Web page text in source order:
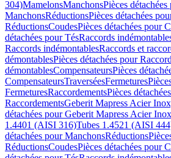
304)MamelonsManchonsPièces détachées
ManchonsRéductionsPièces détachées
RéductionsCoudesPièces détachées pour
détachées pour TésRaccords
Raccords indémontablesRaccords et
démontablesPièces détachées pour
démontablesCompensateursPièces
CompensateursTraverséesFermetures
FermeturesRaccordementsPièces
RaccordementsGeberit Mapress Acier
détachées pour Geberit Mapress Acier
1.4401 (AISI 316)Tubes 1.4521 (AISI
détachées pour ManchonsRéductions
RéductionsCoudesPièces détachées pour